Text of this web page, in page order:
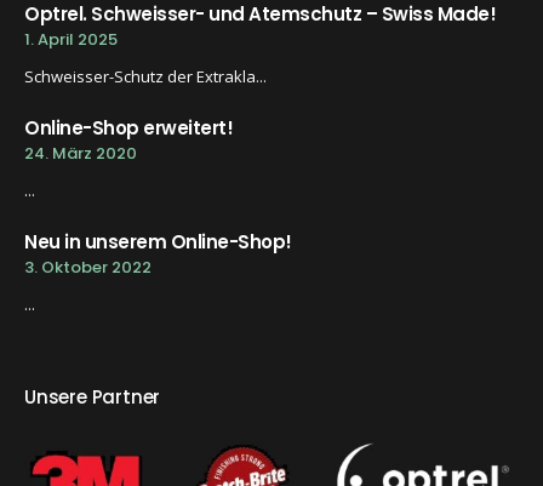
Optrel. Schweisser- und Atemschutz – Swiss Made!
1. April 2025
Schweisser-Schutz der Extrakla...
Online-Shop erweitert!
24. März 2020
...
Neu in unserem Online-Shop!
3. Oktober 2022
...
Unsere Partner